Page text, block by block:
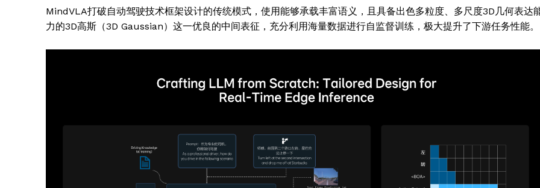
MindVLA打破自动驾驶技术框架设计的传统模式，使用能够承载丰富语义，且具备出色多粒度、多尺度3D几何表达
力的3D高斯（3D Gaussian）这一优良的中间表征，充分利用海量数据进行自监督训练，极大提升了下游任务性能。